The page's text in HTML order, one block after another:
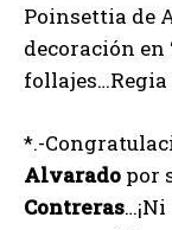
Poinsettia de
decoración en
*.-
Alvarado por
Contreras